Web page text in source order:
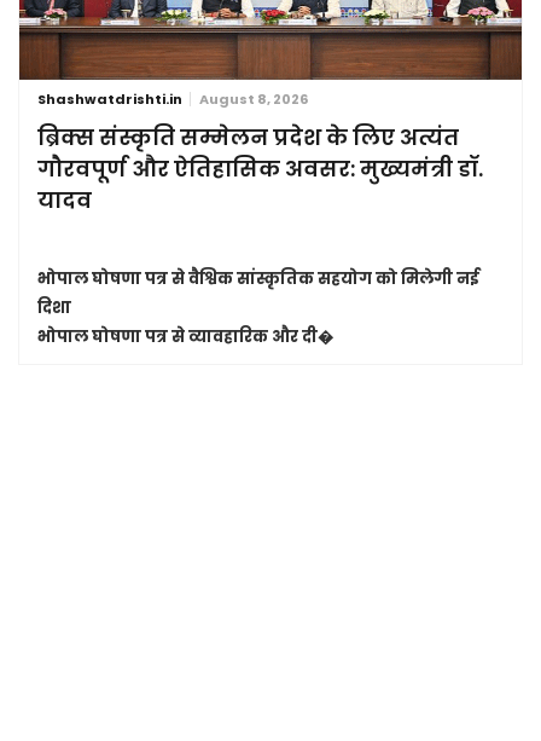
Shashwatdrishti.in August 8, 2026
ब्रिक्स संस्कृति सम्मेलन प्रदेश के लिए अत्यंत
गौरवपूर्ण और ऐतिहासिक अवसर: मुख्यमंत्री डॉ.
यादव
भोपाल घोषणा पत्र से वैश्विक सांस्कृतिक सहयोग को मिलेगी नई
दिशा
भोपाल घोषणा पत्र से व्यावहारिक और दी�